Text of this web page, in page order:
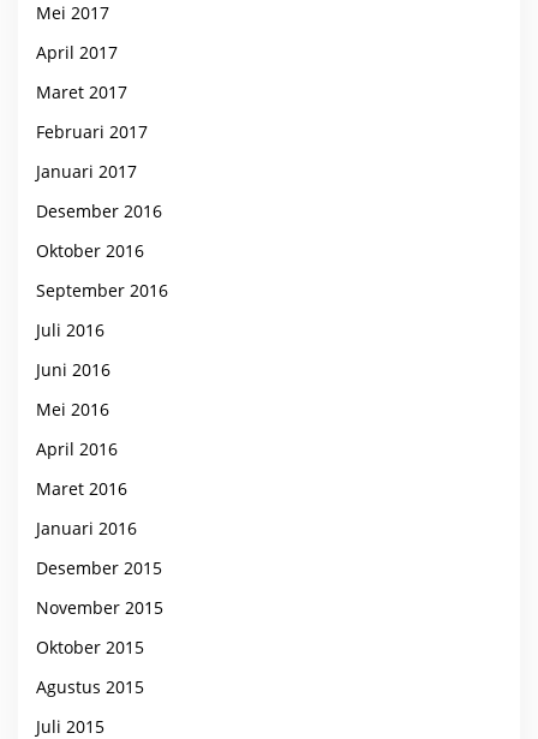
Mei 2017
April 2017
Maret 2017
Februari 2017
Januari 2017
Desember 2016
Oktober 2016
September 2016
Juli 2016
Juni 2016
Mei 2016
April 2016
Maret 2016
Januari 2016
Desember 2015
November 2015
Oktober 2015
Agustus 2015
Juli 2015